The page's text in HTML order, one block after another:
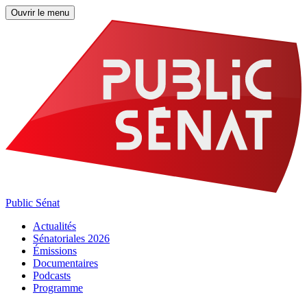
Ouvrir le menu
Public Sénat
Actualités
Sénatoriales 2026
Émissions
Documentaires
Podcasts
Programme